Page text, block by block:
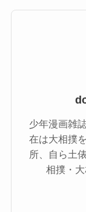
少年漫画雑
在は大相撲
所、自ら土
相撲・